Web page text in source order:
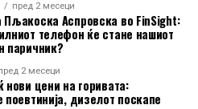
пред 2 месеци
Аспровска во FinSight:
телефон ќе стане нашиот
паричник?
2 месеци
нови цени на горивата:
поевтинија, дизелот поскапе